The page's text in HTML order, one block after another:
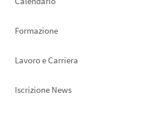
Formazione
Lavoro e Carriera
Iscrizione News